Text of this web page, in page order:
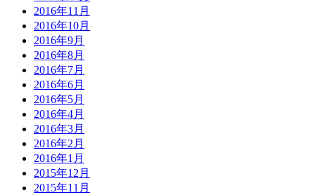
2016年11月
2016年10月
2016年9月
2016年8月
2016年7月
2016年6月
2016年5月
2016年4月
2016年3月
2016年2月
2016年1月
2015年12月
2015年11月